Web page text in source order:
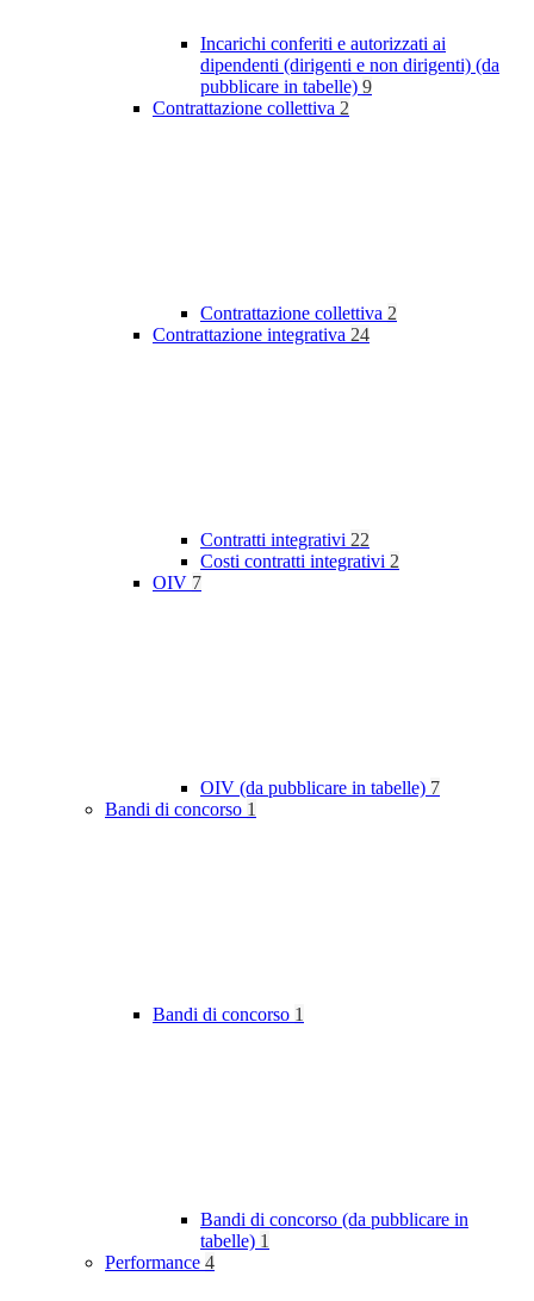
Incarichi conferiti e autorizzati ai
dipendenti (dirigenti e non dirigenti) (da
pubblicare in tabelle) 9
Contrattazione collettiva 2
Contrattazione collettiva 2
Contrattazione integrativa 24
Contratti integrativi 22
Costi contratti integrativi 2
OIV 7
OIV (da pubblicare in tabelle) 7
Bandi di concorso 1
Bandi di concorso 1
Bandi di concorso (da pubblicare in
tabelle) 1
Performance 4